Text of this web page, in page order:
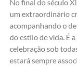
No final do século
um extraordinário
acompanhando o
do estilo de vida. É
celebração sob
estará sempre